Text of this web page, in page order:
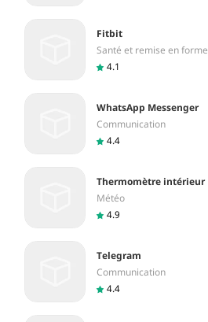
Fitbit
Santé et remise en forme
4.1
WhatsApp Messenger
Communication
4.4
Thermomètre intérieur
Météo
4.9
Telegram
Communication
4.4